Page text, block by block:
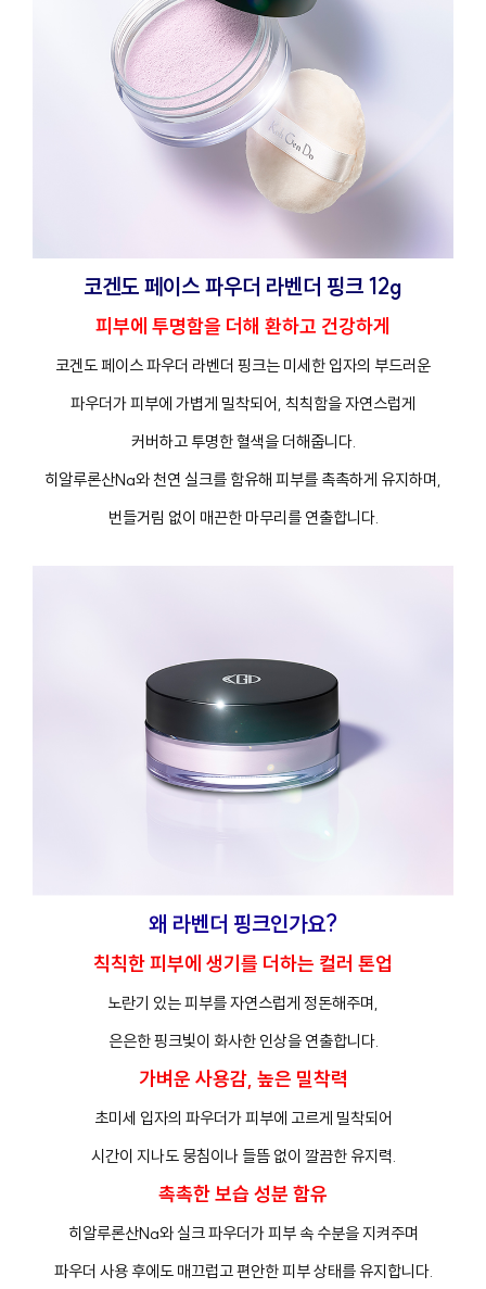
코겐도 페이스 파우더 라벤더 핑크 12g
피부에 투명함을 더해 환하고 건강하게
코겐도 페이스 파우더 라벤더 핑크는 미세한 입자의 부드러운
파우더가 피부에 가볍게 밀착되어, 칙칙함을 자연스럽게
커버하고 투명한 혈색을 더해줍니다.
히알루론산Na와 천연 실크를 함유해 피부를 촉촉하게 유지하며,
번들거림 없이 매끈한 마무리를 연출합니다.
왜 라벤더 핑크인가요?
칙칙한 피부에 생기를 더하는 컬러 톤업
노란기 있는 피부를 자연스럽게 정돈해주며,
은은한 핑크빛이 화사한 인상을 연출합니다.
가벼운 사용감, 높은 밀착력
초미세 입자의 파우더가 피부에 고르게 밀착되어
시간이 지나도 뭉침이나 들뜸 없이 깔끔한 유지력.
촉촉한 보습 성분 함유
히알루론산Na와 실크 파우더가 피부 속 수분을 지켜주며
파우더 사용 후에도 매끄럽고 편안한 피부 상태를 유지합니다.